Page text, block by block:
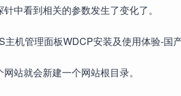
中看到相关的参数发生了变化了。
站就会新建一个网站根目录。